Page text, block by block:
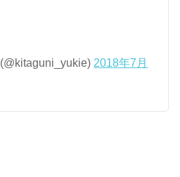
(@kitaguni_yukie)2018年7月